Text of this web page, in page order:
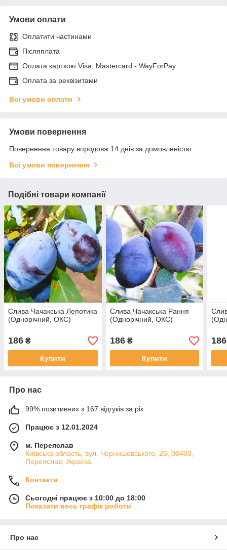
Умови оплати
Оплатити частинами
Післяплата
Оплата карткою Visa, Mastercard - WayForPay
Оплата за реквізитами
Всі умови оплати
Умови повернення
Повернення товару впродовж 14 днів за домовленістю
Всі умови повернення
Подібні товари компанії
Слива Чачакська Лепотика
(Однорічний, ОКС)
186 ₴
Купити
Слива Чачакська Рання
(Однорічний, ОКС)
186₴
Купити
186
Про нас
99% позитивних з 167 відгуків за рік
Працює з 12.01.2024
м. Переяслав
Київська область, вул. Чернишевського, 26, 08400,
Переяслав, Україна
Контакти
Сьогодні працює з 10:00 до 18:00
Показати весь графік роботи
Про нас